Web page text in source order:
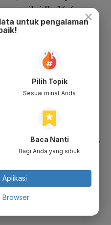
senilai Rp16,6
selama
Iqbal, momentum
melalui strategi
Meta mampu
masyarakat
rata sebesar 40%.
kolaborasi
Evermos dalam
digital UMKM
digital
×
untuk pengalaman
Pilih Topik
Sesuai minat Anda
Baca Nanti
Bagi Anda yang sibuk
Aplikasi
Browser